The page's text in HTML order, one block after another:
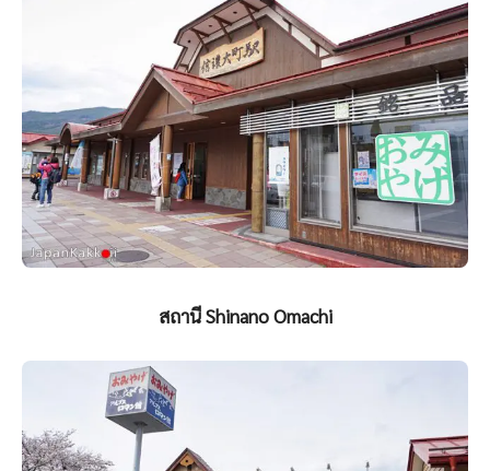
สถานี Shinano Omachi